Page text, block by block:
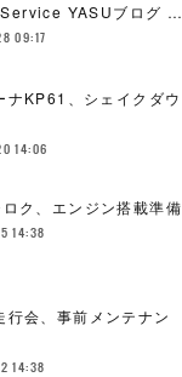
YASUブログ …
09:17
ナKP61、シェイクダウ
14:06
ク、エンジン搭載準備
14:38
行会、事前メンテナン
14:38